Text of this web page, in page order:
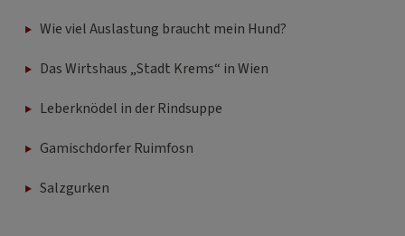
Wie viel Auslastung braucht mein Hund?
Das Wirtshaus „Stadt Krems“ in Wien
Leberknödel in der Rindsuppe
Gamischdorfer Ruimfosn
Salzgurken